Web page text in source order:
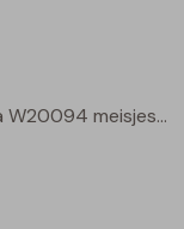
Bellanita W20094 meisjes buiten jack Wijnrood